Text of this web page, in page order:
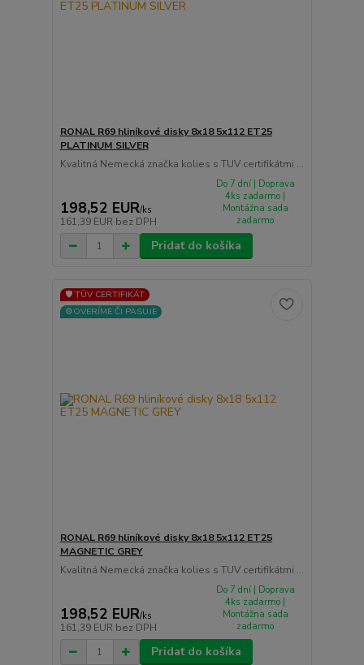
RONAL R69 hliníkové disky 8x18 5x112 ET25
PLATINUM SILVER
Kvalitná Nemecká značka kolies s TUV certifikátmi ...
198,52 EUR/ks
161,39 EUR bez DPH
Do 7 dní | Doprava
4ks zadarmo |
Montážna sada
zadarmo
Pridať do košíka
🛡️ TÜV CERTIFIKÁT
⚙️OVERÍME ČI PASUJE
RONAL R69 hliníkové disky 8x18 5x112 ET25
MAGNETIC GREY
Kvalitná Nemecká značka kolies s TUV certifikátmi ...
198,52 EUR/ks
161,39 EUR bez DPH
Do 7 dní | Doprava
4ks zadarmo |
Montážna sada
zadarmo
Pridať do košíka